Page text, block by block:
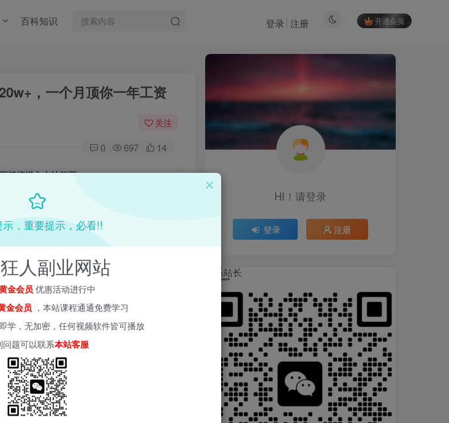
百科知识 开通会员
登录 注册
，一个月顶你一年工资
关注
0 697 14
链接进入本站首页：
狂人资源网
HI！请登录
登录 注册
HI！请登录
登录 注册
联系站长
，重要提示，必看!!
人副业网站
金会员 优惠活动进行中
金会员 ，本站课程通通免费学习
学，无加密，任何视频软件皆可播放
问题可以联系本站客服